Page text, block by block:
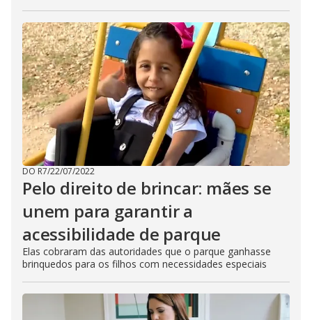
DO R7/22/07/2022
Pelo direito de brincar: mães se
unem para garantir a
acessibilidade de parque
Elas cobraram das autoridades que o parque ganhasse
brinquedos para os filhos com necessidades especiais